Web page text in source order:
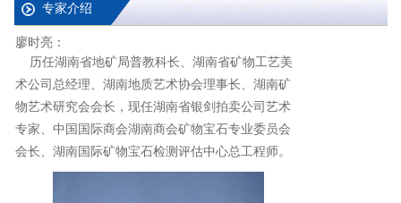
专家介绍
廖时亮：
历任湖南省地矿局普教科长、湖南省矿物工艺美
术公司总经理、湖南地质艺术协会理事长、湖南矿
物艺术研究会会长，现任湖南省银剑拍卖公司艺术
专家、中国国际商会湖南商会矿物宝石专业委员会
会长、湖南国际矿物宝石检测评估中心总工程师。